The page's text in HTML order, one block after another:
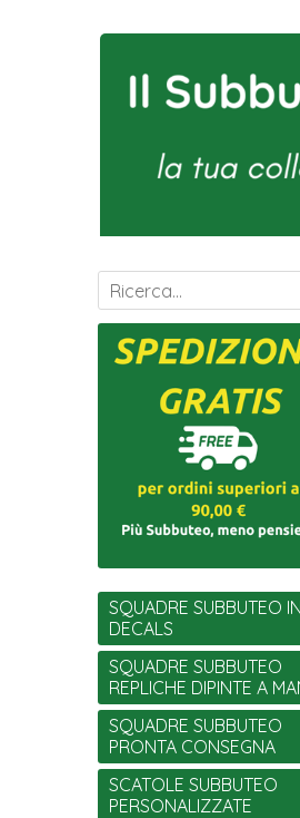
SQUADRE SUBBUTEO IN
DECALS
SQUADRE SUBBUTEO
REPLICHE DIPINTE A
SQUADRE SUBBUTEO
PRONTA CONSEGNA
SCATOLE SUBBUTEO
PERSONALIZZATE